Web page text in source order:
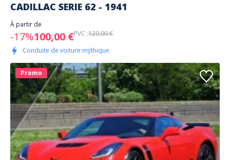
CADILLAC SERIE 62 - 1941
À partir de
-17%100,00 €PVC :120,00 €
Conduite de voiture mythique
Promo